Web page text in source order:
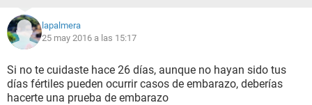
lapalmera
25 may 2016 a las 15:17
Si no te cuidaste hace 26 días, aunque no hayan sido tus
días fértiles pueden ocurrir casos de embarazo, deberías
hacerte una prueba de embarazo